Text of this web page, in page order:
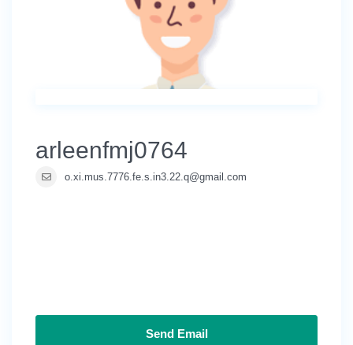
arleenfmj0764
o.xi.mus.7776.fe.s.in3.22.q@gmail.com
Send Email